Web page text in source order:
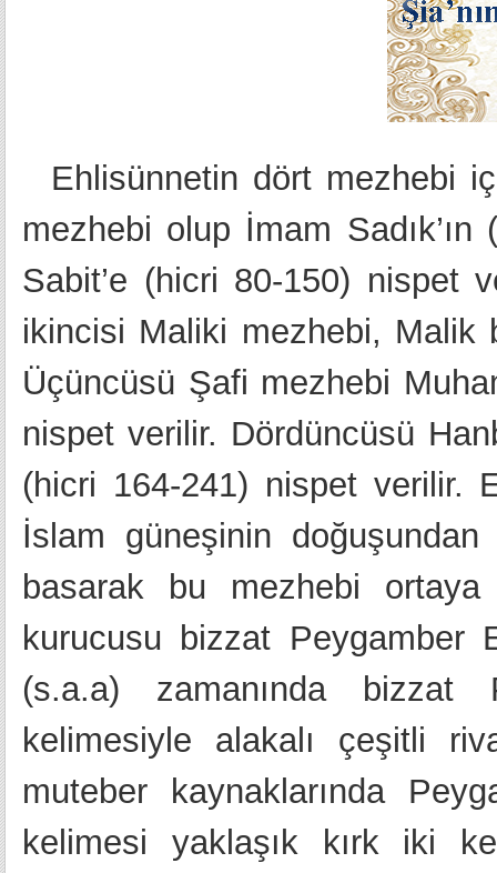
Ehlisünnetin dört mezhebi
mezhebi olup İmam
Sabit’e (hicri 80-150) nispet
ikincisi Maliki mezhebi, Malik
Üçüncüsü Şafi mezhebi
nispet verilir. Dördüncüsü
(hicri 164-241) nispet verilir.
İslam güneşinin
basarak bu mezhebi
kurucusu bizzat Peygamber
(s.a.a) zamanında bizzat
kelimesiyle alakalı çeşitli
muteber kaynaklarında
kelimesi yaklaşık kırk iki